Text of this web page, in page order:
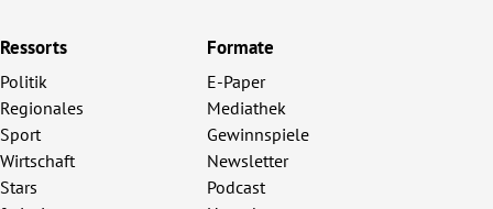
Ressorts
Politik
Regionales
Sport
Wirtschaft
Stars
Formate
E-Paper
Mediathek
Gewinnspiele
Newsletter
Podcast